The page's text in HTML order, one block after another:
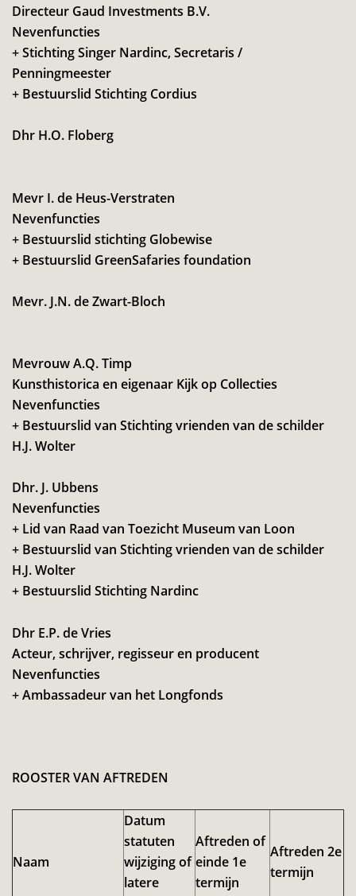
Directeur Gaud Investments B.V.
Nevenfuncties
+ Stichting Singer Nardinc, Secretaris /
Penningmeester
+ Bestuurslid Stichting Cordius
Dhr H.O. Floberg
Mevr I. de Heus-Verstraten
Nevenfuncties
+ Bestuurslid stichting Globewise
+ Bestuurslid GreenSafaries foundation
Mevr. J.N. de Zwart-Bloch
Mevrouw A.Q. Timp
Kunsthistorica en eigenaar Kijk op Collecties
Nevenfuncties
+ Bestuurslid van Stichting vrienden van de schilder
H.J. Wolter
Dhr. J. Ubbens
Nevenfuncties
+ Lid van Raad van Toezicht Museum van Loon
+ Bestuurslid van Stichting vrienden van de schilder
H.J. Wolter
+ Bestuurslid Stichting Nardinc
Dhr E.P. de Vries
Acteur, schrijver, regisseur en producent
Nevenfuncties
+ Ambassadeur van het Longfonds
ROOSTER VAN AFTREDEN
Naam
Datum
statuten
wijziging of
latere
Aftreden of
einde 1e
termijn
Aftreden 2e
termijn